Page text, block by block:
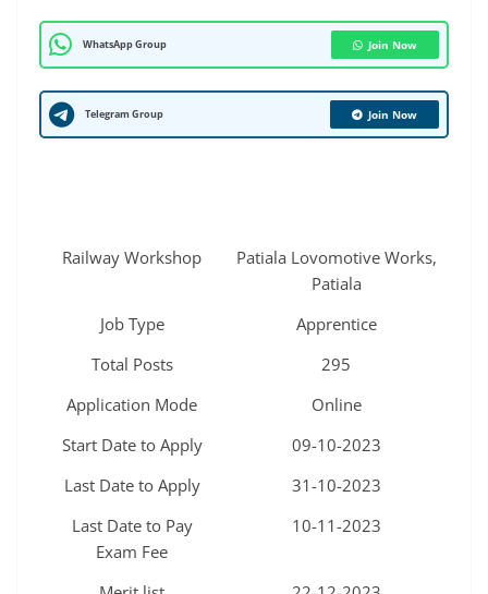
WhatsApp Group Join Now
Telegram Group Join Now
Railway Workshop
Patiala Lovomotive Works,
Patiala
Job Type
Apprentice
Total Posts
295
Application Mode
Online
Start Date to Apply
09-10-2023
Last Date to Apply
31-10-2023
Last Date to Pay
Exam Fee
10-11-2023